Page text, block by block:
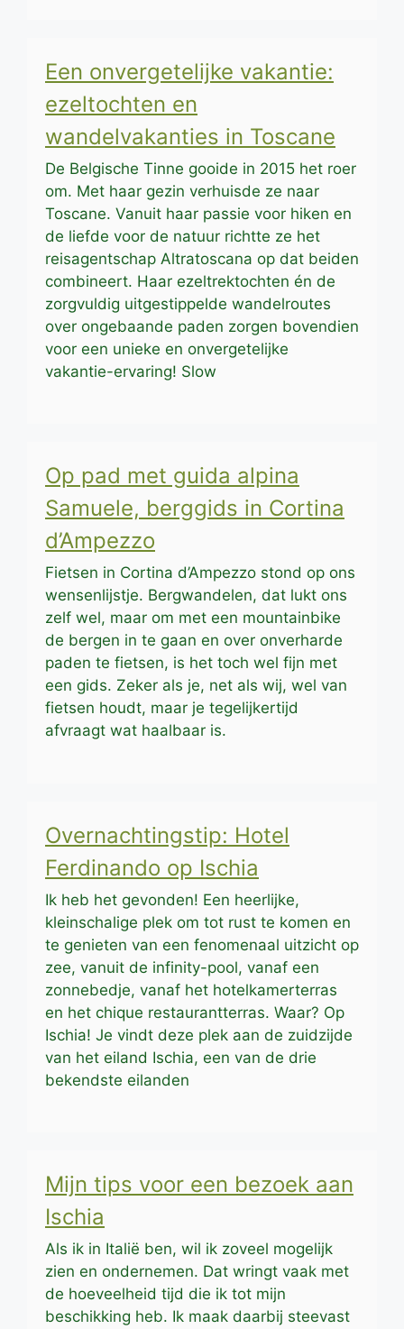
Een onvergetelijke vakantie:
ezeltochten en
wandelvakanties in Toscane
De Belgische Tinne gooide in 2015 het roer
om. Met haar gezin verhuisde ze naar
Toscane. Vanuit haar passie voor hiken en
de liefde voor de natuur richtte ze het
reisagentschap Altratoscana op dat beiden
combineert. Haar ezeltrektochten én de
zorgvuldig uitgestippelde wandelroutes
over ongebaande paden zorgen bovendien
voor een unieke en onvergetelijke
vakantie-ervaring! Slow
Op pad met guida alpina
Samuele, berggids in Cortina
d’Ampezzo
Fietsen in Cortina d’Ampezzo stond op ons
wensenlijstje. Bergwandelen, dat lukt ons
zelf wel, maar om met een mountainbike
de bergen in te gaan en over onverharde
paden te fietsen, is het toch wel fijn met
een gids. Zeker als je, net als wij, wel van
fietsen houdt, maar je tegelijkertijd
afvraagt wat haalbaar is.
Overnachtingstip: Hotel
Ferdinando op Ischia
Ik heb het gevonden! Een heerlijke,
kleinschalige plek om tot rust te komen en
te genieten van een fenomenaal uitzicht op
zee, vanuit de infinity-pool, vanaf een
zonnebedje, vanaf het hotelkamerterras
en het chique restaurantterras. Waar? Op
Ischia! Je vindt deze plek aan de zuidzijde
van het eiland Ischia, een van de drie
bekendste eilanden
Mijn tips voor een bezoek aan
Ischia
Als ik in Italië ben, wil ik zoveel mogelijk
zien en ondernemen. Dat wringt vaak met
de hoeveelheid tijd die ik tot mijn
beschikking heb. Ik maak daarbij steevast